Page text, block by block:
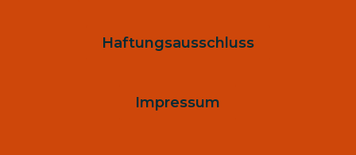
Haftungsausschluss
Impressum